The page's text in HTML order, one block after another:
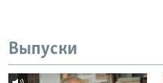
Выпуски